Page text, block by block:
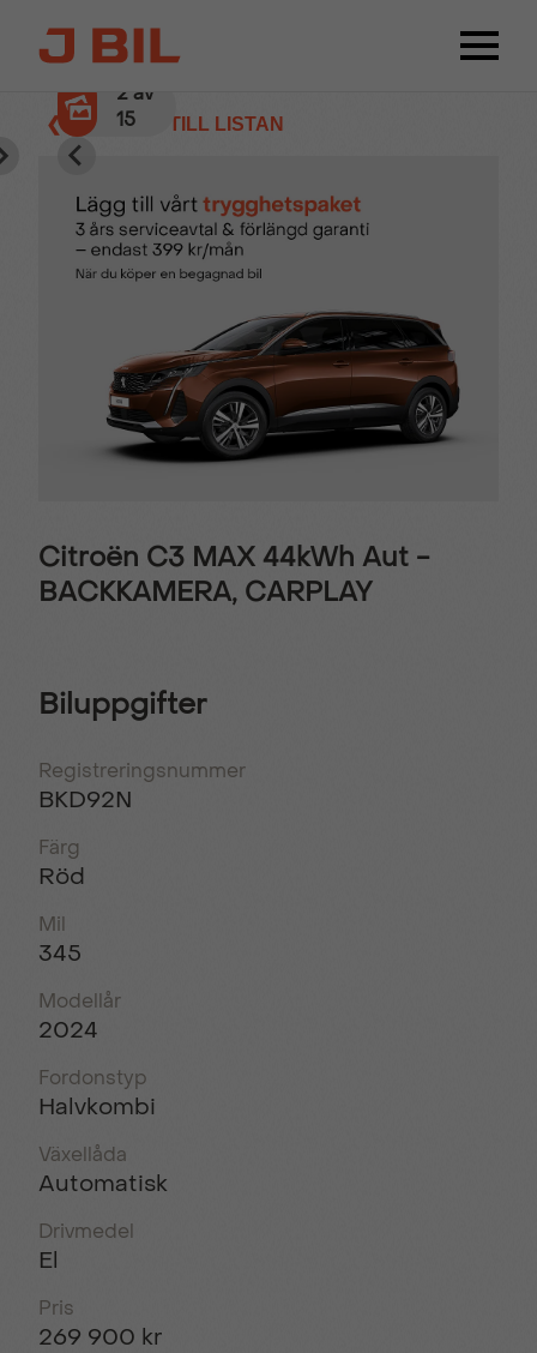
❮ TILLBAKA TILL LISTAN
2av
15
Citroën C3 MAX 44kWh Aut -
BACKKAMERA, CARPLAY
Biluppgifter
Registreringsnummer
BKD92N
Färg
Röd
Mil
345
Modellår
2024
Fordonstyp
Halvkombi
Växellåda
Automatisk
Drivmedel
El
Pris
269 900 kr